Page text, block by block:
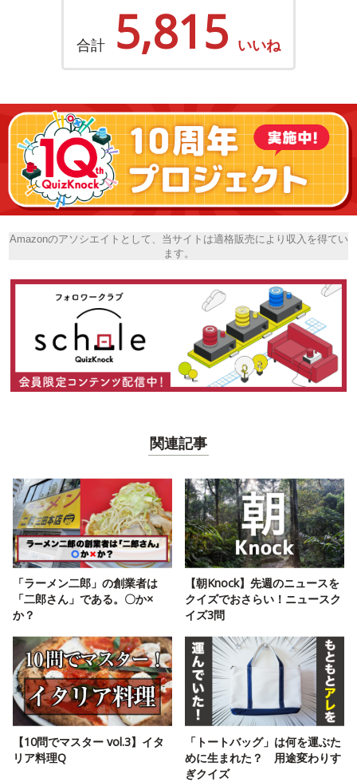
合計 5,815 いいね
Amazonのアソシエイトとして、当サイトは適格販売により収入を得てい
ます。
関連記事
「ラーメン二郎」の創業者は
「二郎さん」である。〇か×
か？
【朝Knock】先週のニュースを
クイズでおさらい！ニュースク
イズ3問
【10問でマスター vol.3】イタ
リア料理Q
「トートバッグ」は何を運ぶた
めに生まれた？ 用途変わりす
ぎクイズ